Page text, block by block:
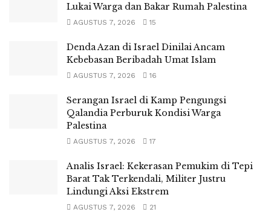
Lukai Warga dan Bakar Rumah Palestina
AGUSTUS 7, 2026 15
Denda Azan di Israel Dinilai Ancam
Kebebasan Beribadah Umat Islam
AGUSTUS 7, 2026 16
Serangan Israel di Kamp Pengungsi
Qalandia Perburuk Kondisi Warga
Palestina
AGUSTUS 7, 2026 17
Analis Israel: Kekerasan Pemukim di Tepi
Barat Tak Terkendali, Militer Justru
Lindungi Aksi Ekstrem
AGUSTUS 7, 2026 21